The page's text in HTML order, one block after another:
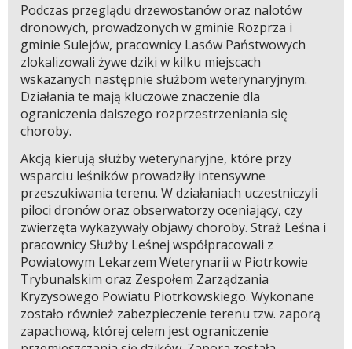
Podczas przeglądu drzewostanów oraz nalotów
dronowych, prowadzonych w gminie Rozprza i
gminie Sulejów, pracownicy Lasów Państwowych
zlokalizowali żywe dziki w kilku miejscach
wskazanych następnie służbom weterynaryjnym.
Działania te mają kluczowe znaczenie dla
ograniczenia dalszego rozprzestrzeniania się
choroby.
Akcją kierują służby weterynaryjne, które przy
wsparciu leśników prowadziły intensywne
przeszukiwania terenu. W działaniach uczestniczyli
piloci dronów oraz obserwatorzy oceniający, czy
zwierzęta wykazywały objawy choroby. Straż Leśna i
pracownicy Służby Leśnej współpracowali z
Powiatowym Lekarzem Weterynarii w Piotrkowie
Trybunalskim oraz Zespołem Zarządzania
Kryzysowego Powiatu Piotrkowskiego. Wykonane
zostało również zabezpieczenie terenu tzw. zaporą
zapachową, której celem jest ograniczenie